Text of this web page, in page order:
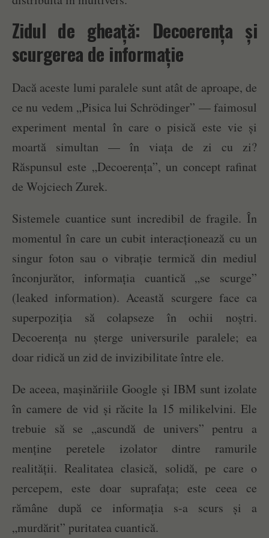
Zidul de gheață: Decoerența și
scurgerea de informație
Dacă aceste lumi paralele sunt atât de aproape, de
ce nu vedem „Pisica lui Schrödinger” — faimosul
experiment mental în care o pisică este vie și
moartă simultan — în viața de zi cu zi?
Răspunsul este „Decoerența”, un concept rafinat
de Wojciech Zurek.
Sistemele cuantice sunt incredibil de fragile. În
momentul în care un cubit interacționează cu un
singur foton sau o vibrație termică din mediul
înconjurător, informația cuantică „se scurge”
(leaked information). Această scurgere face ca
superpoziția să colapseze în ochii noștri.
Decoerența nu șterge universurile paralele; ea
doar ridică un zid de invizibilitate între ele.
De aceea, mașinăriile Google și IBM sunt izolate
în camere de vid și răcite la 15 milikelvini. Ele
trebuie să se „ascundă de univers” pentru a
menține peretele izolator dintre ramurile
realității. Realitatea clasică, solidă, pe care o
percepem, este doar suprafața; este ceea ce
rămâne după ce informația s-a scurs și a
„murdărit” puritatea cuantică.